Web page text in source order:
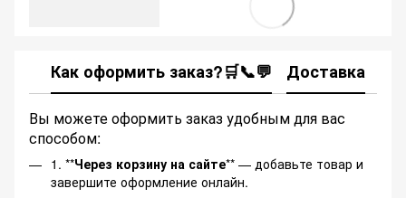
Как оформить заказ?🛒📞💬 Доставка
Вы можете оформить заказ удобным для вас
способом:
1. **Через корзину на сайте** — добавьте товар и
завершите оформление онлайн.